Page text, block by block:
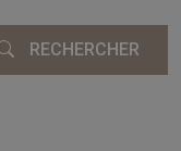
RECHERCHER